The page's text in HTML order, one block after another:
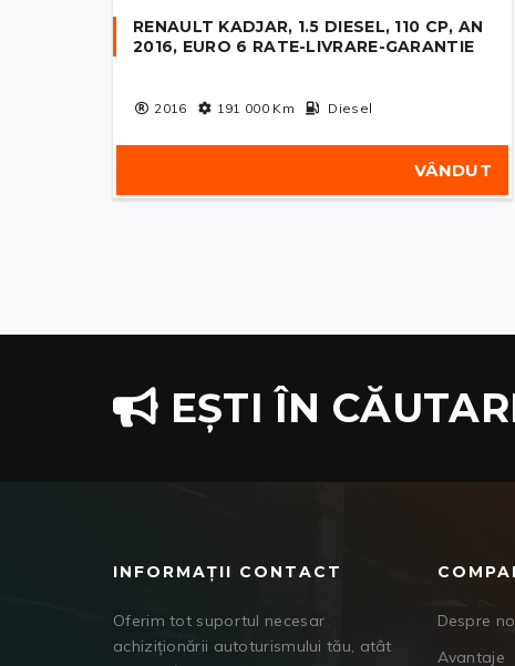
RENAULT KADJAR, 1.5 DIESEL, 110 CP, AN
2016, EURO 6 RATE-LIVRARE-GARANTIE
2016 191 000Km Diesel
VÂNDUT
EȘTI ÎN
INFORMAȚII CONTACT
Oferim tot suportul necesar
achiziționării autoturismului tău, atât
Despre
Avantaje